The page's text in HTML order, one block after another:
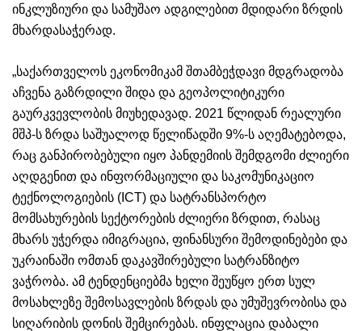
ინკლუზიური და სამუშაო ადგილებით მდიდარი ზრდის
მხარდასაჭერად.
„საქართველოს ეკონომიკამ შთამბეჭდავი მდგრადობა
აჩვენა გაზრდილი შიდა და გეოპოლიტიკური
გაურკვევლობის მიუხედავად. 2021 წლიდან რეალური
მშპ-ს ზრდა საშუალოდ წელიწადში 9%-ს აღემატებოდა,
რაც განპირობებული იყო პანდემიის შემდგომი ძლიერი
აღდგენით და ინფორმაციული და საკომუნიკაციო
ტექნოლოგიების (ICT) და სატრანსპორტო
მომსახურების სექტორების ძლიერი ზრდით, რასაც
მხარს უჭერდა იმიგრაცია, ფინანსური შემოდინებები და
უკრაინაში ომთან დაკავშირებული სატრანზიტო
ვაჭრობა. ამ ტენდენციებმა ხელი შეუწყო ერთ სულ
მოსახლეზე შემოსავლების ზრდას და უმუშევრობისა და
სიღარიბის დონის შემცირებას. ინფლაცია დაბალი